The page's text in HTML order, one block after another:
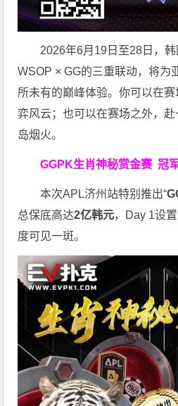
2026年6月19日至28日，
WSOP × GG的三重联动，将为
所未有的巅峰体验。你可以在
弈风云；也可以在赛场之外，
岛烟火。
GGPK生肖神秘赏金赛冠
本次APL济州站特别推出“
总保底高达2亿韩元，Day 1设
度可见一斑。